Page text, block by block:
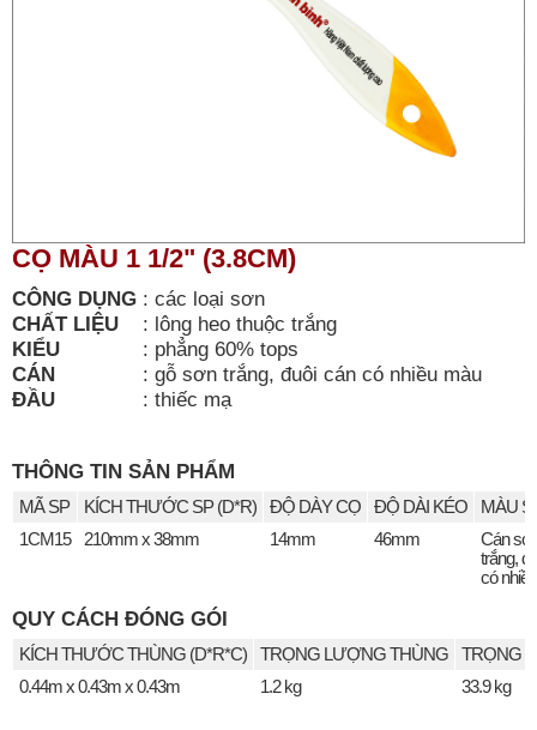
CỌ MÀU 1 1/2" (3.8CM)
CÔNG DỤNG : các loại sơn
CHẤT LIỆU
: lông heo thuộc trắng
KIỂU
: phẳng 60% tops
CÁN
: gỗ sơn trắng, đuôi cán có nhiều màu
ĐẦU
: thiếc mạ
THÔNG TIN SẢN PHẨM
MÃ SP KÍCH THƯỚC SP (D*R) ĐỘ DÀY CỌ ĐỘ DÀI KÉO
MÀU
1CM15
210mm x 38mm 14mm 46mm
Cán
trắng,
có
QUY CÁCH ĐÓNG GÓI
KÍCH THƯỚC THÙNG (D*R*C) TRỌNG LƯỢNG THÙNG
TRỌNG
0.44m x 0.43m x 0.43m
1.2 kg 33.9 kg